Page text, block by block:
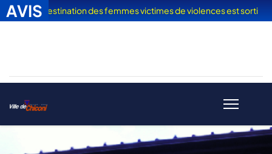
AVIS
à destination des femmes victimes de violences est sorti |